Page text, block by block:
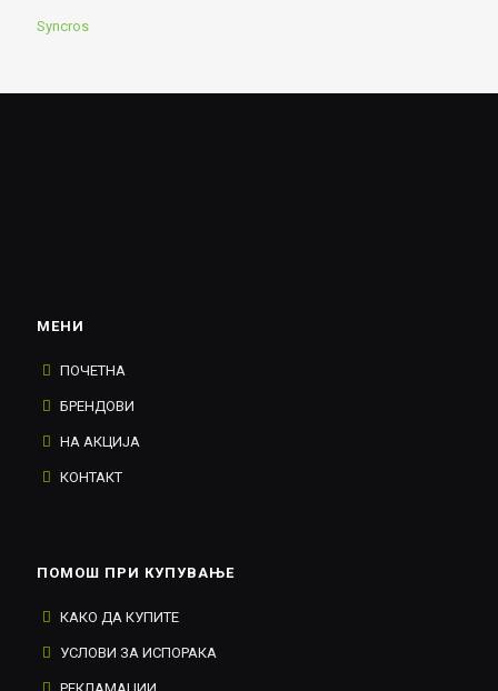
Syncros
МЕНИ
ПОЧЕТНА
БРЕНДОВИ
НА АКЦИЈА
КОНТАКТ
ПОМОШ ПРИ КУПУВАЊЕ
КАКО ДА КУПИТЕ
УСЛОВИ ЗА ИСПОРАКА